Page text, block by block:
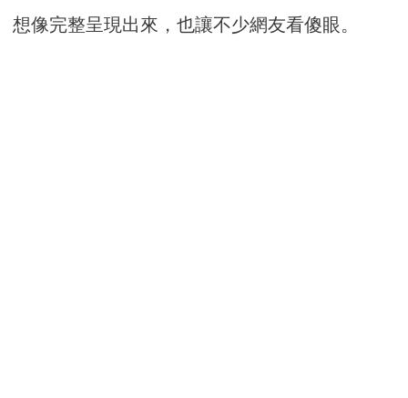
想像完整呈現出來，也讓不少網友看傻眼。